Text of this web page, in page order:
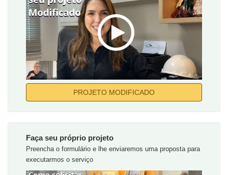
PROJETO MODIFICADO
Faça seu próprio projeto
Preencha o formulário e lhe enviaremos uma proposta para
executarmos o serviço